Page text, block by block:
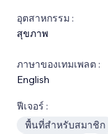
อุตสาหกรรม :
สุขภาพ
ภาษาของเทมเพลต :
English
ฟีเจอร์ :
พื้นที่สำหรับสมาชิก